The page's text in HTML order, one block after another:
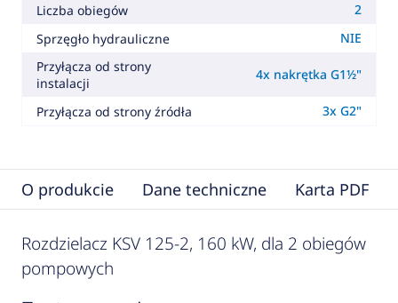
Liczba obiegów
2
Sprzęgło hydrauliczne
NIE
Przyłącza od strony
instalacji
4x nakrętka G1½"
Przyłącza od strony źródła 3x G2"
O produkcie Dane techniczne Karta PDF
Rozdzielacz KSV 125-2, 160 kW, dla 2 obiegów
pompowych